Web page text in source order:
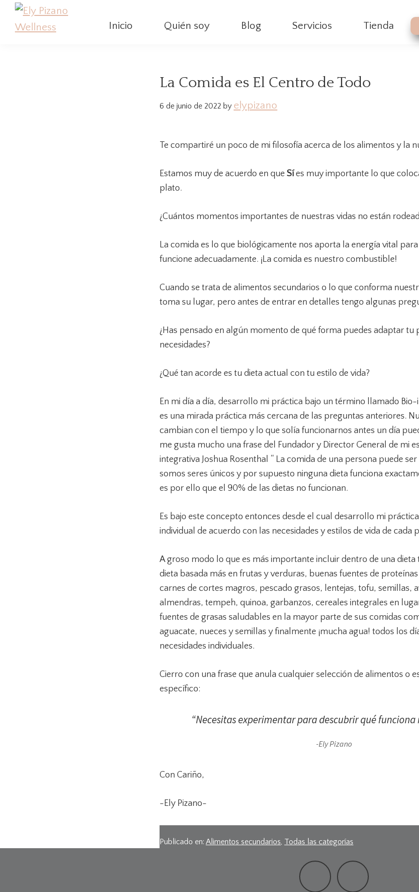
Saltar
Saltar
Saltar
Inicio Quién soy Blog Servicios Tienda
La Comida es El Centro de Todo
6 de junio de 2022 by elypizano
Te compartiré un poco de mi filosofía acerca de los alimentos y la
Estamos muy de acuerdo en que Síes muy importante lo que
plato.
¿Cuántos momentos importantes de nuestras vidas no están
La comida es lo que biológicamente nos aporta la energía vital
funcione adecuadamente. ¡La comida es nuestro combustible!
Cuando se trata de alimentos secundarios o lo que conforma
toma su lugar, pero antes de entrar en detalles tengo algunas
¿Has pensado en algún momento de qué forma puedes adaptar tu
necesidades?
¿Qué tan acorde es tu dieta actual con tu estilo de vida?
En mi día a día, desarrollo mi práctica bajo un término llamado
es una mirada práctica más cercana de las preguntas anteriores.
cambian con el tiempo y lo que solía funcionarnos antes un día
me gusta mucho una frase del Fundador y Director General de mi
integrativa Joshua Rosenthal “ La comida de una persona puede ser
somos seres únicos y por supuesto ninguna dieta funciona
es por ello que el 90% de las dietas no funcionan.
Es bajo este concepto entonces desde el cual desarrollo mi
individual de acuerdo con las necesidades y estilos de vida de cada
A groso modo lo que es más importante incluir dentro de una dieta
dieta basada más en frutas y verduras, buenas fuentes de
carnes de cortes magros, pescado grasos, lentejas, tofu, semillas,
almendras, tempeh, quinoa, garbanzos, cereales integrales en
fuentes de grasas saludables en la mayor parte de sus comidas
aguacate, nueces y semillas y finalmente ¡mucha agua! todos los
necesidades individuales.
Cierro con una frase que anula cualquier selección de alimentos o
específico:
“Necesitas experimentar para descubrir qué
-Ely Pizano
Con Cariño,
-Ely Pizano-
Publicado en: Alimentos secundarios, Todas las categorías